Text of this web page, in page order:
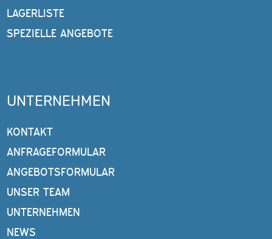
LAGERLISTE
SPEZIELLE ANGEBOTE
UNTERNEHMEN
KONTAKT
ANFRAGEFORMULAR
ANGEBOTSFORMULAR
UNSER TEAM
UNTERNEHMEN
NEWS